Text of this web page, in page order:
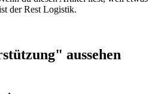
der Rest Logistik.
aussehen